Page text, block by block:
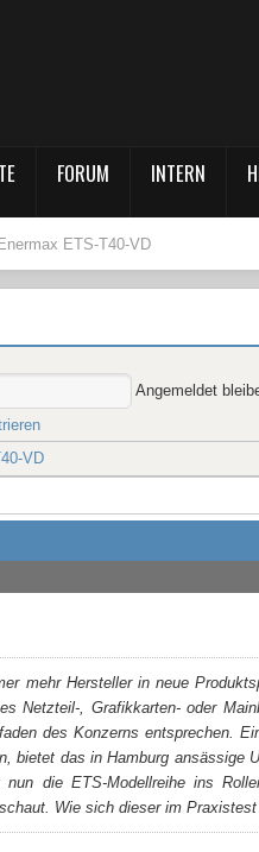
FORUM INTERN
Enermax ETS-T40-VD
Angemeldet
VD
mehr Hersteller in neue
Netzteil-, Grafikkarten- oder
des Konzerns entsprechen.
bietet das in Hamburg ansässige
nun die ETS-Modellreihe ins
Wie sich dieser im